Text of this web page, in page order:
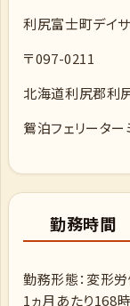
利尻富士町デイ
〒097-0211
北海道利尻郡利
鴛泊フェリーター
勤務時間
勤務形態：変形
1ヵ月あたり168